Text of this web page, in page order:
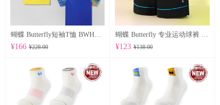
蝴蝶 Butterfly短袖T恤 BWH850
¥166 ¥228.00 ¥123 ¥138.00